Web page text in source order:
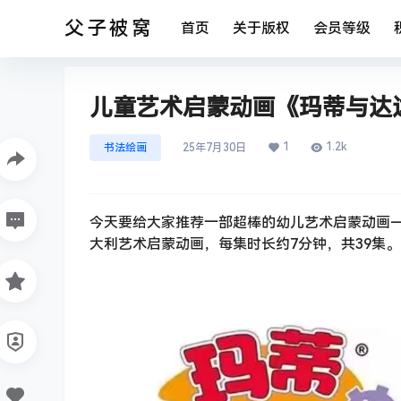
父子被窝 首页 关于版权 会员等级
儿童艺术启蒙动画《玛蒂与
书法绘画 25年7月30日 1 1.2k
今天要给大家推荐一部超棒的幼儿艺术启蒙动
大利艺术启蒙动画，每集时长约7分钟，共39集。